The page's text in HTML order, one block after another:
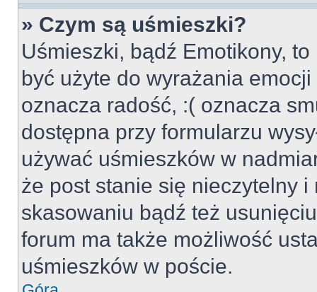
» Czym są uśmieszki?
Uśmieszki, bądź Emotikony,
być użyte do wyrażania
oznacza radość, :( oznacza
dostępna przy formularzu
używać uśmieszków w
że post stanie się nieczytelny
skasowaniu bądź też
forum ma także możliwość
uśmieszków w poście.